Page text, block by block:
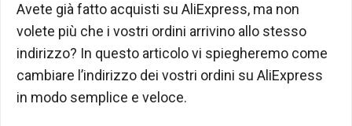
Avete già fatto acquisti su AliExpress, ma non
volete più che i vostri ordini arrivino allo stesso
indirizzo? In questo articolo vi spiegheremo come
cambiare l’indirizzo dei vostri ordini su AliExpress
in modo semplice e veloce.